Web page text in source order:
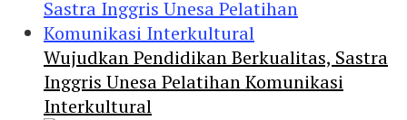
Wujudkan Pendidikan Berkualitas, Sastra
Inggris Unesa Pelatihan Komunikasi
Interkultural